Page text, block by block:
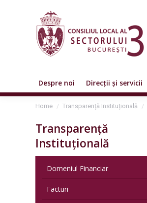
Despre noi Direcții și servicii
You are here:
Home Transparență Instituțională
Transparență
Instituțională
Domeniul Financiar
Facturi